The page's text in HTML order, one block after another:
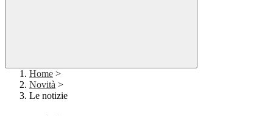
Home >
Novità >
Le notizie